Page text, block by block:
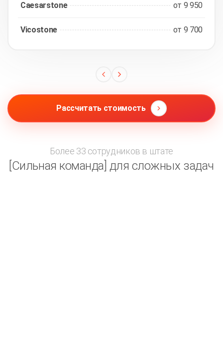
Caesarstone от 9 950
Vicostone от 9 700
Рассчитать стоимость
Более 33 сотрудников в штате
[Сильная команда] для сложных задач